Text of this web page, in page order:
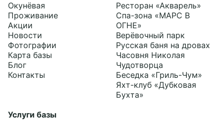
Окунёвая
Проживание
Акции
Новости
Фотографии
Карта базы
Блог
Контакты
Ресторан «Акварель»
Спа-зона «МАРС В
ОГНЕ»
Верёвочный парк
Русская баня на дровах
Часовня Николая
Чудотворца
Беседка «Гриль-Чум»
Яхт-клуб «Дубковая
Бухта»
Услуги базы